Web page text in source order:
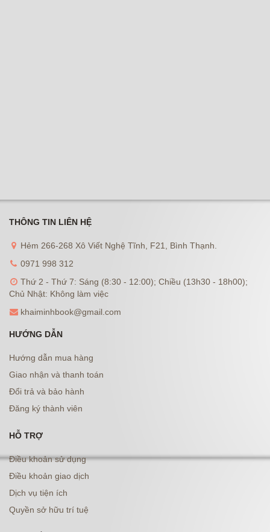
THÔNG TIN LIÊN HỆ
Hẻm 266-268 Xô Viết Nghệ Tĩnh, F21, Bình Thạnh.
0971 998 312
Thứ 2 - Thứ 7: Sáng (8:30 - 12:00); Chiều (13h30 - 18h00);
Chủ Nhật: Không làm việc
khaiminhbook@gmail.com
HƯỚNG DẪN
Hướng dẫn mua hàng
Giao nhận và thanh toán
Đổi trả và bảo hành
Đăng ký thành viên
HỖ TRỢ
Điều khoản sử dụng
Điều khoản giao dịch
Dịch vụ tiện ích
Quyền sở hữu trí tuệ